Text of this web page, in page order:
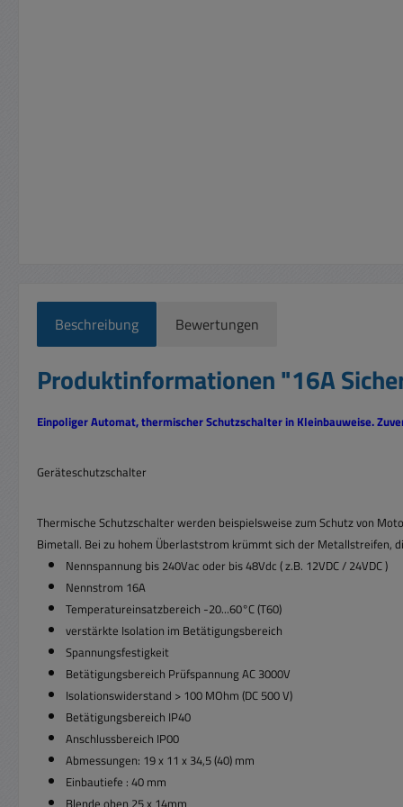
Beschreibung Bewertungen
Produktinformationen "16A
Einpoliger Automat, thermischer Schutzschalter in Kleinbauweise.
Geräteschutzschalter
Thermische Schutzschalter werden beispielsweise zum Schutz von
Bimetall. Bei zu hohem Überlaststrom krümmt sich der Metallstreifen,
Nennspannung bis 240Vac oder bis 48Vdc ( z.B. 12VDC / 24VDC )
Nennstrom 16A
Temperatureinsatzbereich -20...60°C (T60)
verstärkte Isolation im Betätigungsbereich
Spannungsfestigkeit
Betätigungsbereich Prüfspannung AC 3000V
Isolationswiderstand > 100 MOhm (DC 500 V)
Betätigungsbereich IP40
Anschlussbereich IP00
Abmessungen: 19 x 11 x 34,5 (40) mm
Einbautiefe : 40 mm
Blende oben 25 x 14mm